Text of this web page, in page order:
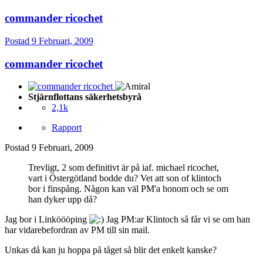
commander ricochet
Postad 9 Februari, 2009
commander ricochet
Stjärnflottans säkerhetsbyrå
2,1k
Rapport
Postad 9 Februari, 2009
Trevligt, 2 som definitivt är på iaf. michael ricochet,
vart i Östergötland bodde du? Vet att son of klintoch
bor i finspång. Någon kan väl PM'a honom och se om
han dyker upp då?
Jag bor i Linköööping
Jag PM:ar Klintoch så får vi se om han
har vidarebefordran av PM till sin mail.
Unkas då kan ju hoppa på tåget så blir det enkelt kanske?